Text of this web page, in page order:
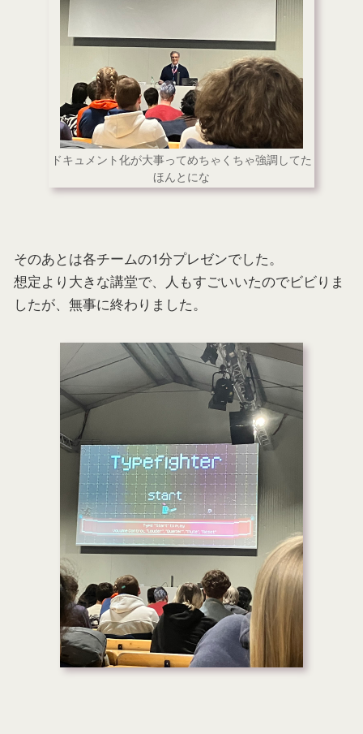
ドキュメント化が大事ってめちゃくちゃ強調してた
ほんとにな
そのあとは各チームの1分プレゼンでした。
想定より大きな講堂で、人もすごいいたのでビビりま
したが、無事に終わりました。